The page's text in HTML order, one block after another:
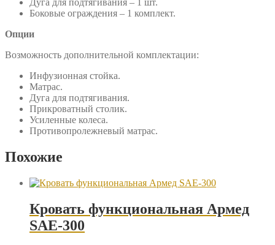
Дуга для подтягивания – 1 шт.
Боковые ограждения – 1 комплект.
Опции
Возможность дополнительной комплектации:
Инфузионная стойка.
Матрас.
Дуга для подтягивания.
Прикроватный столик.
Усиленные колеса.
Противопролежневый матрас.
Похожие
Кровать функциональная Армед
SAE-300